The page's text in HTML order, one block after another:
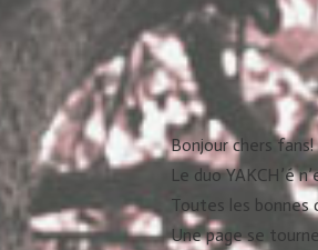
Bonjour chers fans!
Le duo YAKCH’é
Toutes les bonnes
Une page se